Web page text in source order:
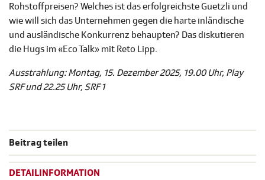
Rohstoffpreisen? Welches ist das erfolgreichste Guetzli und
wie will sich das Unternehmen gegen die harte inländische
und ausländische Konkurrenz behaupten? Das diskutieren
die Hugs im «Eco Talk» mit Reto Lipp.
Ausstrahlung: Montag, 15. Dezember 2025, 19.00 Uhr, Play
SRF und 22.25 Uhr, SRF 1
Beitrag teilen
DETAILINFORMATION